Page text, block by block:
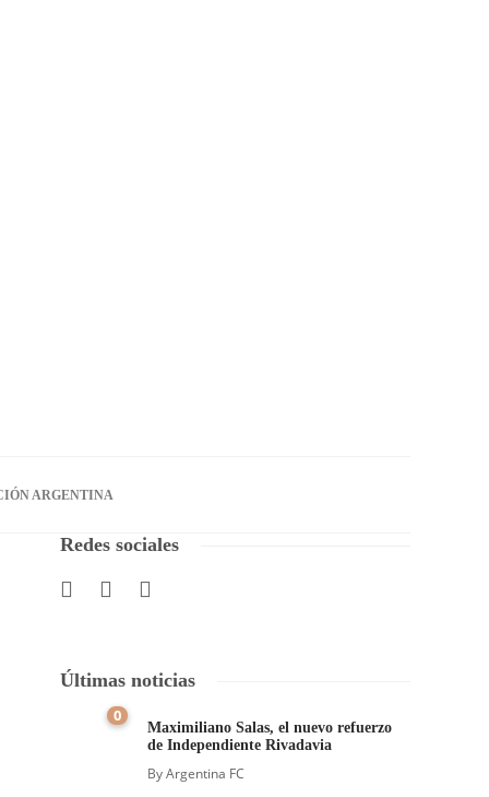
ARGENTINA
Redes sociales
Últimas noticias
0
Maximiliano Salas, el nuevo refuerzo
de Independiente Rivadavia
ByArgentina FC